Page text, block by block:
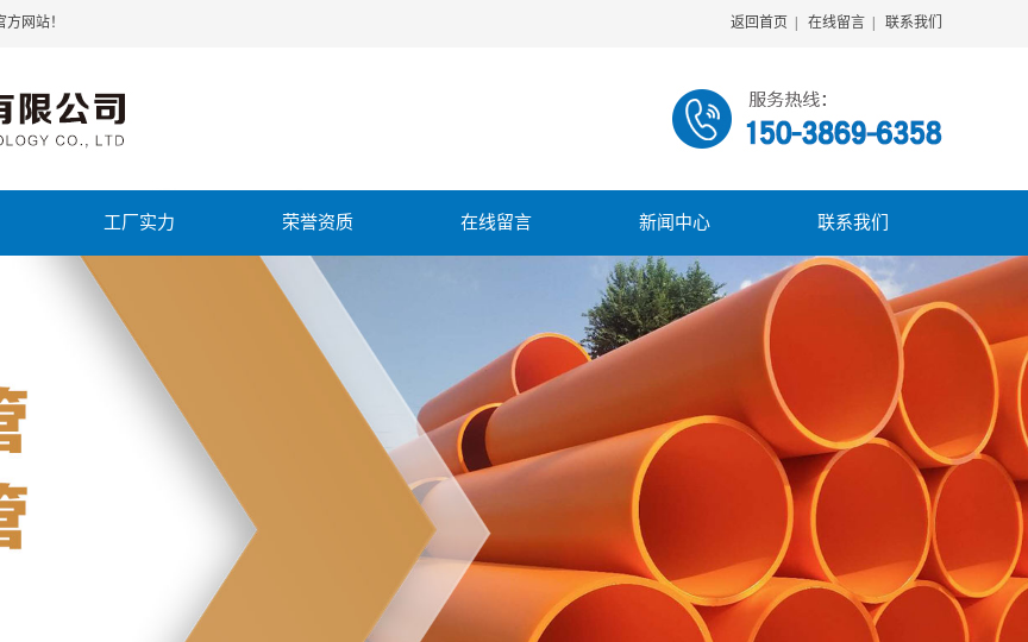
网站！ 返回首页 在线留言 联系我们
工厂实力 荣誉资质 在线留言 新闻中心 联系我们